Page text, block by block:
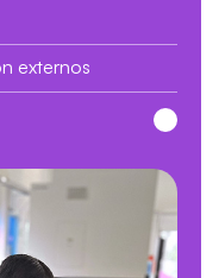
externos